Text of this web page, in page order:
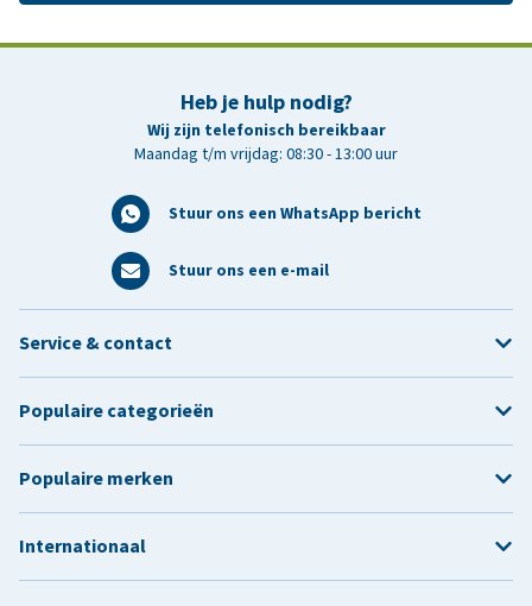
Heb je hulp nodig?
Wij zijn telefonisch bereikbaar
Maandag t/m vrijdag: 08:30 - 13:00 uur
Stuur ons een WhatsApp bericht
Stuur ons een e-mail
Service & contact
Populaire categorieën
Populaire merken
Internationaal